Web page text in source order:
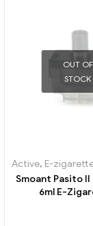
OUT OF
STOCK
Active, E-
Smoant Pasito
6ml E-